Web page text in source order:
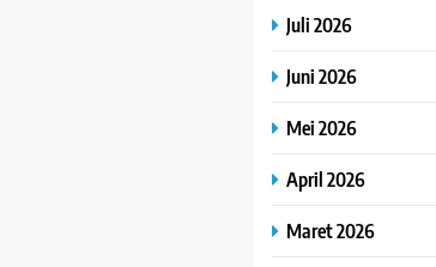
Juli 2026
Juni 2026
Mei 2026
April 2026
Maret 2026